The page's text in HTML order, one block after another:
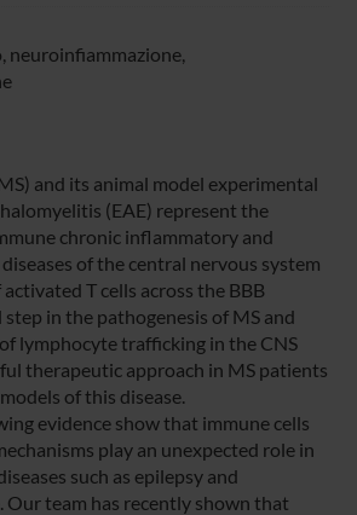
neuroinfiammazione,
and its animal model experimental
(EAE) represent the
chronic inflammatory and
of the central nervous system
T cells across the BBB
in the pathogenesis of MS and
lymphocyte trafficking in the CNS
therapeutic approach in MS patients
of this disease.
evidence show that immune cells
play an unexpected role in
such as epilepsy and
Our team has recently shown that